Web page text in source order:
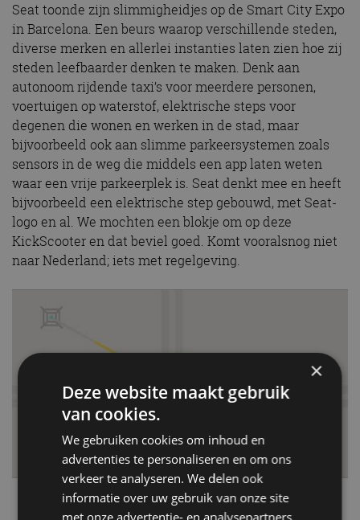
Seat toonde zijn slimmigheidjes op de Smart City Expo
in Barcelona. Een beurs waarop verschillende steden,
diverse merken en allerlei instanties laten zien hoe zij
steden leefbaarder denken te maken. Denk aan
autonoom rijdende taxi’s voor meerdere personen,
voertuigen op waterstof, elektrische steps voor
degenen die wonen en werken in de stad, maar
bijvoorbeeld ook aan slimme parkeersystemen zoals
sensors in de weg die middels een app laten weten
waar een vrije parkeerplek is. Seat denkt mee en heeft
bijvoorbeeld een elektrische step gebouwd, met Seat-
logo en al. We mochten een blokje om op deze
KickScooter en dat beviel goed. Komt vooralsnog niet
naar Nederland; iets met regelgeving.
×
Deze website maakt gebruik
van cookies.
We gebruiken cookies om inhoud en
advertenties te personaliseren en om ons
verkeer te analyseren. We delen ook
informatie over uw gebruik van onze site
met onze advertentie- en analysepartners,